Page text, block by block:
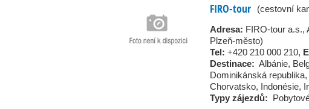
FIRO-tour
(cestovní
Adresa: FIRO-tour a.s.,
Plzeň-město)
Tel: +420 210 000 210,
Destinace: Albánie,
Dominikánská republika,
Chorvatsko, Indonésie,
Typy zájezdů: